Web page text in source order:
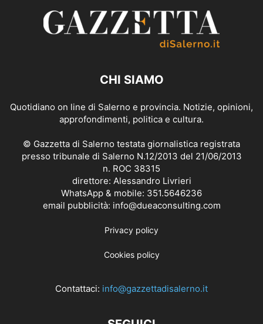
CHI SIAMO
Quotidiano on line di Salerno e provincia. Notizie, opinioni,
approfondimenti, politica e cultura.
© Gazzetta di Salerno testata giornalistica registrata
presso tribunale di Salerno N.12/2013 del 21/06/2013
n. ROC 38315
direttore: Alessandro Livrieri
WhatsApp & mobile: 351.5646236
email pubblicità: info@dueaconsulting.com
Privacy policy
Cookies policy
Contattaci: info@gazzettadisalerno.it